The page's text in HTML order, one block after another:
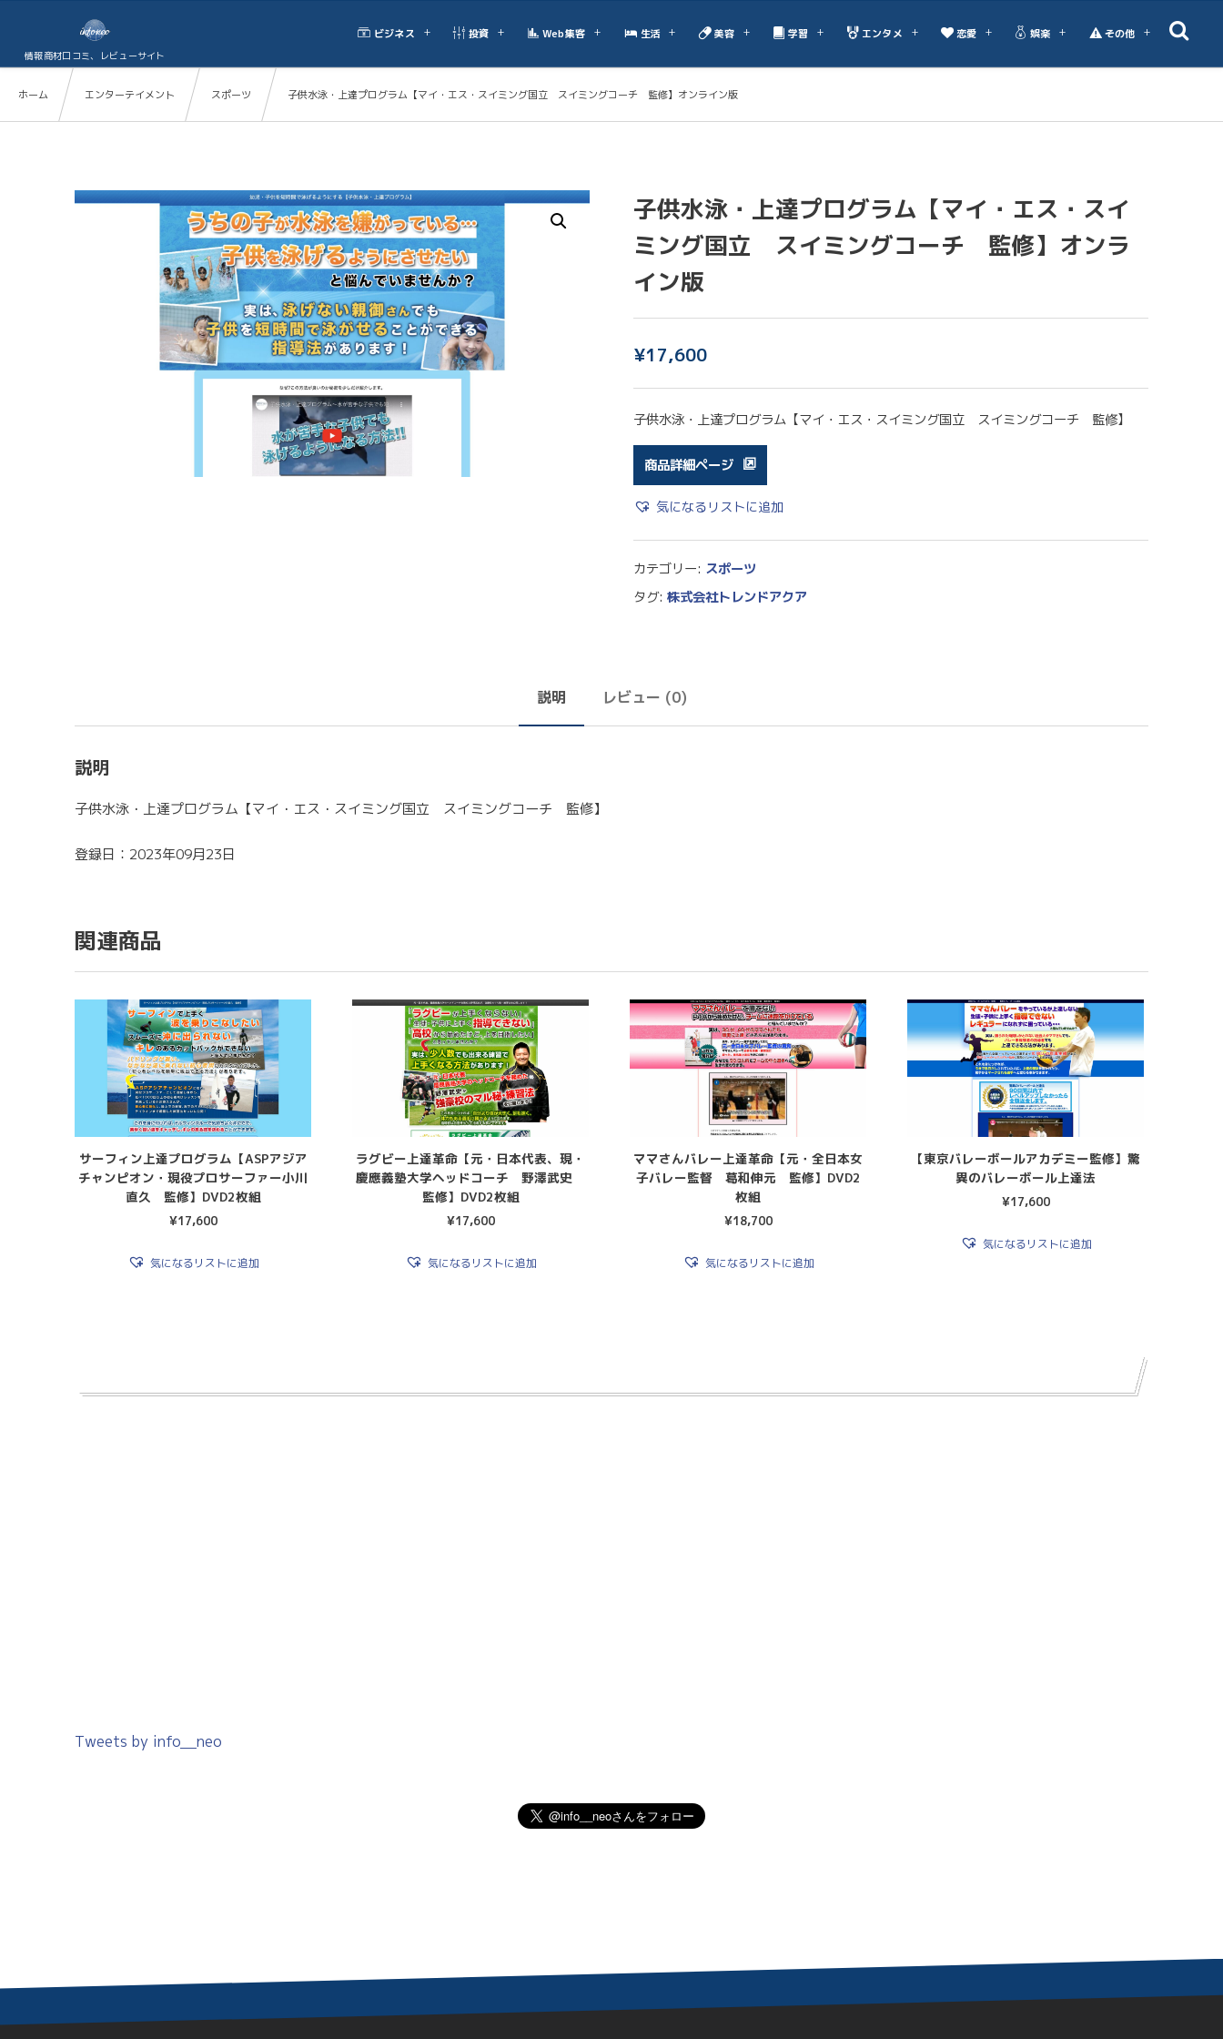
情報商材口コミ、レビューサイト
ビジネス 投資 Web集客 生活 美容 学習 エンタメ 恋愛 娯楽 その他
ホーム エンターテイメント スポーツ 子供水泳・上達プログラム【マイ・エス・スイミング国立 スイミングコーチ 監修】オンライン版
子供水泳・上達プログラム【マイ・エス・スイ
ミング国立 スイミングコーチ 監修】オンラ
イン版
¥17,600
子供水泳・上達プログラム【マイ・エス・スイミング国立 スイミングコーチ 監修】
商品詳細ページ
気になるリストに追加
カテゴリー: スポーツ
タグ: 株式会社トレンドアクア
説明 レビュー (0)
説明
子供水泳・上達プログラム【マイ・エス・スイミング国立 スイミングコーチ 監修】
登録日：2023年09月23日
関連商品
サーフィン上達プログラム【ASPアジア
チャンピオン・現役プロサーファー小川
直久 監修】DVD2枚組
¥17,600
気になるリストに追加
ラグビー上達革命【元・日本代表、現・
慶應義塾大学ヘッドコーチ 野澤武史
監修】DVD2枚組
¥17,600
気になるリストに追加
ママさんバレー上達革命【元・全日本女
子バレー監督 葛和伸元 監修】DVD2
枚組
¥18,700
気になるリストに追加
【東京バレーボールアカデミー監修】驚
異のバレーボール上達法
¥17,600
気になるリストに追加
Tweets by info__neo